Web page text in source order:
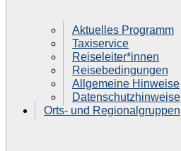
Aktuelles Programm
Taxiservice
Reiseleiter*innen
Reisebedingungen
Allgemeine Hinweise
Datenschutzhinweise
Orts- und Regionalgruppen